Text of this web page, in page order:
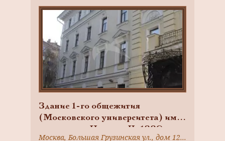
Здание 1-го общежития
(Московского университета) им.
императора Николая II, 1889 г.,
Москва, Большая Грузинская ул., дом 12, строение 2